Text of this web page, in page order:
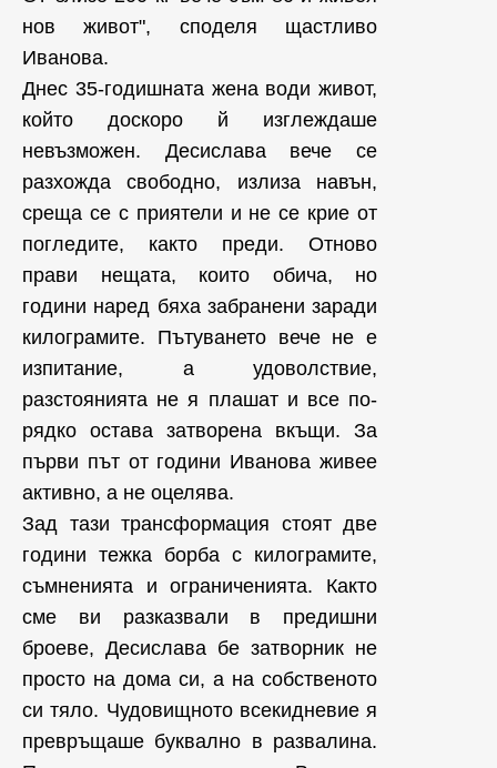
нов живот", споделя щастливо
Иванова.
Днес 35-годишната жена води живот,
който доскоро й изглеждаше
невъзможен. Десислава вече се
разхожда свободно, излиза навън,
среща се с приятели и не се крие от
погледите, както преди. Отново
прави нещата, които обича, но
години наред бяха забранени заради
килограмите. Пътуването вече не е
изпитание, а удоволствие,
разстоянията не я плашат и все по-
рядко остава затворена вкъщи. За
първи път от години Иванова живее
активно, а не оцелява.
Зад тази трансформация стоят две
години тежка борба с килограмите,
съмненията и ограниченията. Както
сме ви разказвали в предишни
броеве, Десислава бе затворник не
просто на дома си, а на собственото
си тяло. Чудовищното всекидневие я
превръщаше буквално в развалина.